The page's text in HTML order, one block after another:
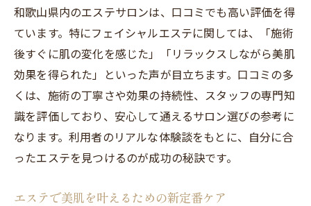
和歌山県内のエステサロンは、口コミでも高い評価を得
ています。特にフェイシャルエステに関しては、「施術
後すぐに肌の変化を感じた」「リラックスしながら美肌
効果を得られた」といった声が目立ちます。口コミの多
くは、施術の丁寧さや効果の持続性、スタッフの専門知
識を評価しており、安心して通えるサロン選びの参考に
なります。利用者のリアルな体験談をもとに、自分に合
ったエステを見つけるのが成功の秘訣です。
エステで美肌を叶えるための新定番ケア